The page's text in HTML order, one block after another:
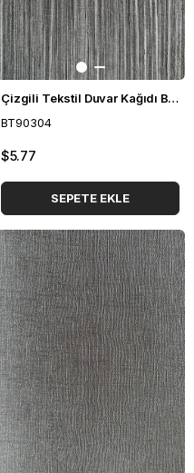
Çizgili Tekstil Duvar Kağıdı BT90304
BT90304
$5.77
SEPETE EKLE